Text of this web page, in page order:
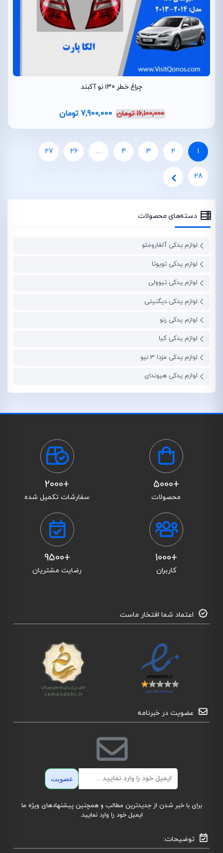
چراغ خطر i30 نو آکبند
16,100,000 تومان 7,900,000 تومان
1
2
3
4
…
26
27
28
دسته‌های محصولات
لوازم یدکی آلفارومئو
لوازم یدکی تویوتا
لوازم یدکی تیوولی
لوازم یدکی دیگنیتی
لوازم یدکی رنو
لوازم یدکی کیا
لوازم یدکی مزدا 3 نیو
لوازم یدکی هیوندای
+5000
محصولات
+2000
سفارشات تکمیل شده
+1000
کاربران
+9500
رضایت مشتریان
اعتماد شما افتخار ماست
عضویت در خبرنامه
عضویت
برای با خبر شدن از جدیدترین مطالب و همچنین پیشنهادهای ویژه ما
ایمیل خود را وارد نمایید.
توضیحات: